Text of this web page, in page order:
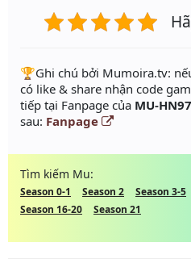
️🏆Ghi chú bởi Mumoira.tv:
có like & share nhận code
tiếp tại Fanpage của MU-
sau: Fanpage
Tìm kiếm Mu:
Season 0-1 Season 2 Season 3-5
Season 16-20
Season 21